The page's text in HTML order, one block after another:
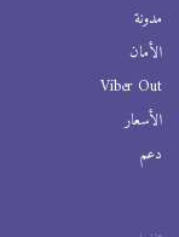
مدونة
الأمان
Viber Out
الأسعار
دعم